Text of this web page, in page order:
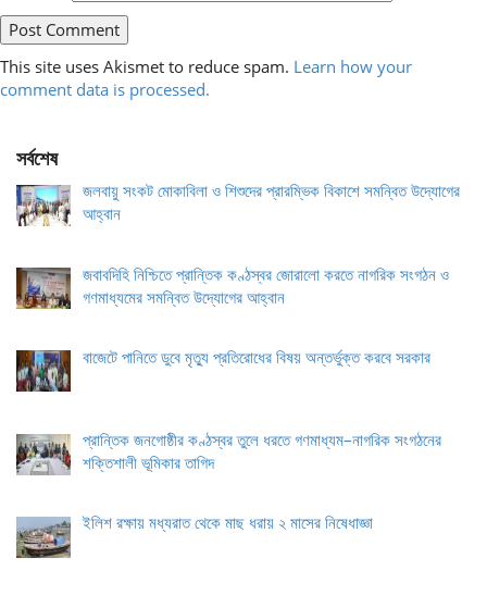
This site uses Akismet to reduce spam. Learn how your
comment data is processed.
সর্বশেষ
জলবায়ু সংকট মোকাবিলা ও শিশুদের প্রারম্ভিক বিকাশে সমন্বিত উদ্যোগের
আহ্বান
জবাবদিহি নিশ্চিতে প্রান্তিক কণ্ঠস্বর জোরালো করতে নাগরিক সংগঠন ও
গণমাধ্যমের সমন্বিত উদ্যোগের আহ্বান
বাজেটে পানিতে ডুবে মৃত্যু প্রতিরোধের বিষয় অন্তর্ভুক্ত করবে সরকার
প্রান্তিক জনগোষ্ঠীর কণ্ঠস্বর তুলে ধরতে গণমাধ্যম–নাগরিক সংগঠনের
শক্তিশালী ভূমিকার তাগিদ
ইলিশ রক্ষায় মধ্যরাত থেকে মাছ ধরায় ২ মাসের নিষেধাজ্ঞা